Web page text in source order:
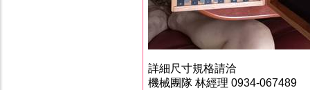
詳細尺寸規格請洽
機械團隊 林經理 0934-067489